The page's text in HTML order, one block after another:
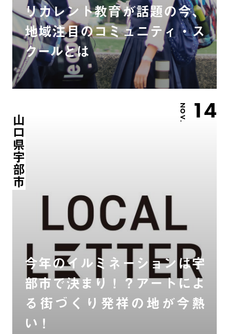
リカレント教育が話題の今、
地域注目のコミュニティ・ス
クールとは
NOV. 14
山口県宇部市
今年のイルミネーションは宇
部市で決まり！？アートによ
る街づくり発祥の地が今熱
い！